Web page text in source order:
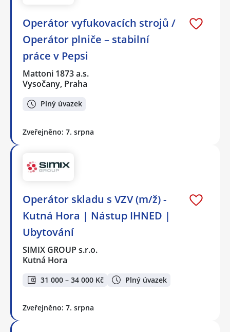
Operátor vyfukovacích strojů /
Operátor plniče – stabilní
práce v Pepsi
Mattoni 1873 a.s.
Vysočany, Praha
Plný úvazek
Zveřejněno: 7. srpna
Operátor skladu s VZV (m/ž) -
Kutná Hora | Nástup IHNED |
Ubytování
SIMIX GROUP s.r.o.
Kutná Hora
31 000 – 34 000 Kč Plný úvazek
Zveřejněno: 7. srpna